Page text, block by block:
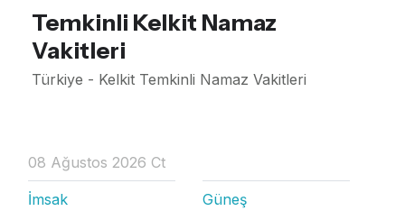
Temkinli Kelkit Namaz
Vakitleri
Türkiye - Kelkit Temkinli Namaz Vakitleri
08 Ağustos 2026 Ct
İmsak
Güneş